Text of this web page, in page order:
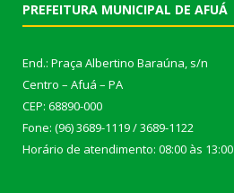
PREFEITURA MUNICIPAL DE AFUÁ
End.: Praça Albertino Baraúna, s/n
Centro – Afuá – PA
CEP: 68890-000
Fone: (96) 3689-1119 / 3689-1122
Horário de atendimento: 08:00 às 13:00